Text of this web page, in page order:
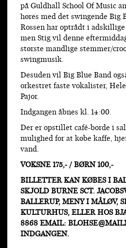
på Guldhall School Of Music
høres med det swingende Big
Rossen har optrådt i
men Stig vil denne
største mandlige stemmer/
swingmusik.
Desuden vil Big Blue Band
orkestret faste vokalister,
Pajor.
Indgangen åbnes kl. 14:00.
Der er opstillet café-borde i
mulighed for at købe kaffe,
vand.
VOKSNE 175,- / BØRN 100,-
BILLETTER KAN KØBES I
SKJOLD BURNE SCT.
BALLERUP, MENY I MÅLØV,
KULTURHUS, ELLER HOS
8868 EMAIL:
INDGANGEN.